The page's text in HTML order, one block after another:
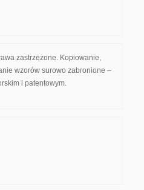
zastrzeżone. Kopiowanie,
wzorów surowo zabronione –
i patentowym.